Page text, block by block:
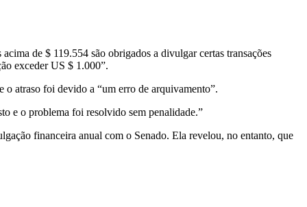
de $ 119.554 são obrigados a divulgar certas transações
exceder US $ 1.000”.
atraso foi devido a “um erro de arquivamento”.
e o problema foi resolvido sem penalidade.”
financeira anual com o Senado. Ela revelou, no entanto, que